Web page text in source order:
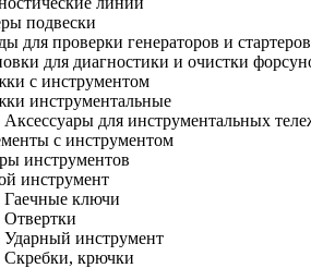
подвески
для проверки генераторов и стартеров
для диагностики и очистки
с инструментом
инструментальные
Аксессуары для инструментальных
с инструментом
инструментов
инструмент
Гаечные ключи
Отвертки
Ударный инструмент
Скребки, крючки